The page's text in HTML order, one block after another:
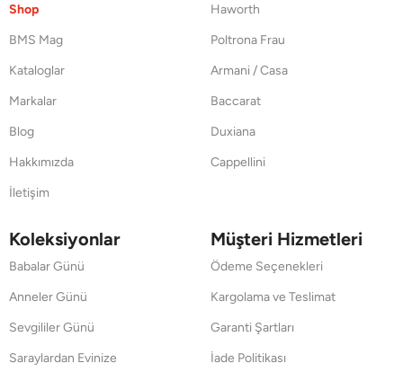
Shop
BMS Mag
Kataloglar
Markalar
Blog
Hakkımızda
İletişim
Haworth
Poltrona Frau
Armani / Casa
Baccarat
Duxiana
Cappellini
Koleksiyonlar
Babalar Günü
Anneler Günü
Sevgililer Günü
Saraylardan Evinize
Müşteri Hizmetleri
Ödeme Seçenekleri
Kargolama ve Teslimat
Garanti Şartları
İade Politikası